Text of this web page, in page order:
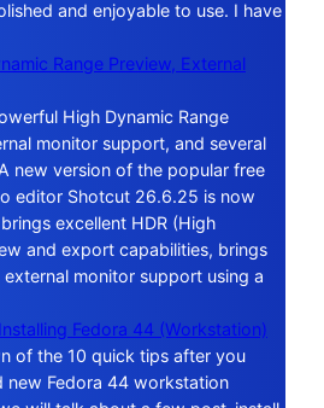
and enjoyable to use. I have
Range Preview, External
High Dynamic Range
monitor support, and several
new version of the popular free
editor Shotcut 26.6.25 is now
excellent HDR (High
and export capabilities, brings
monitor support using a
Fedora 44 (Workstation)
of the 10 quick tips after you
new Fedora 44 workstation